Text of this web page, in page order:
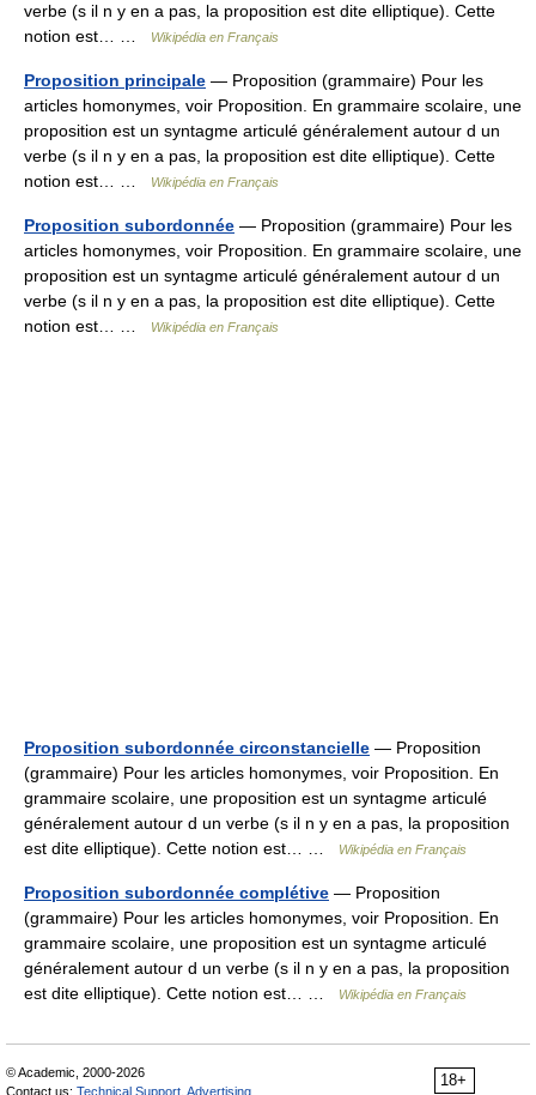
verbe (s il n y en a pas, la proposition est dite elliptique). Cette
notion est… …
Wikipédia en Français
Proposition principale — Proposition (grammaire) Pour les
articles homonymes, voir Proposition. En grammaire scolaire, une
proposition est un syntagme articulé généralement autour d un
verbe (s il n y en a pas, la proposition est dite elliptique). Cette
notion est… …
Wikipédia en Français
Proposition subordonnée — Proposition (grammaire) Pour les
articles homonymes, voir Proposition. En grammaire scolaire, une
proposition est un syntagme articulé généralement autour d un
verbe (s il n y en a pas, la proposition est dite elliptique). Cette
notion est… …
Wikipédia en Français
Proposition subordonnée circonstancielle — Proposition
(grammaire) Pour les articles homonymes, voir Proposition. En
grammaire scolaire, une proposition est un syntagme articulé
généralement autour d un verbe (s il n y en a pas, la proposition
est dite elliptique). Cette notion est… …
Wikipédia en Français
Proposition subordonnée complétive — Proposition
(grammaire) Pour les articles homonymes, voir Proposition. En
grammaire scolaire, une proposition est un syntagme articulé
généralement autour d un verbe (s il n y en a pas, la proposition
est dite elliptique). Cette notion est… …
Wikipédia en Français
18+
© Academic, 2000-2026
Contact us: Technical Support Advertising